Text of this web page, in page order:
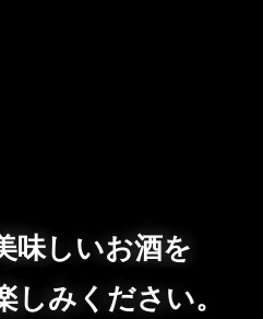
味しいお酒を
しみください。